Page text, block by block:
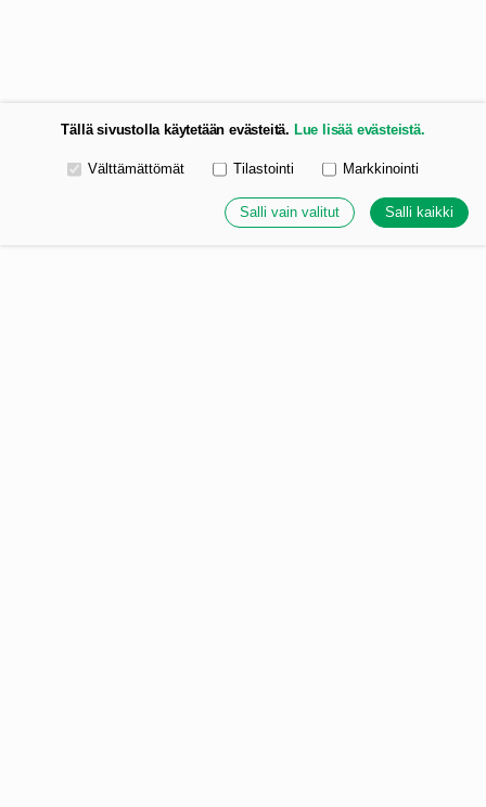
Tällä sivustolla käytetään evästeitä. Lue lisää evästeistä.
Valitse käytettävät evästeet
Välttämättömät Tilastointi Markkinointi
Salli vain valitut Salli kaikki